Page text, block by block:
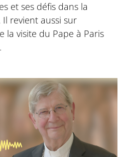
et ses défis dans la
revient aussi sur
la visite du Pape à Paris